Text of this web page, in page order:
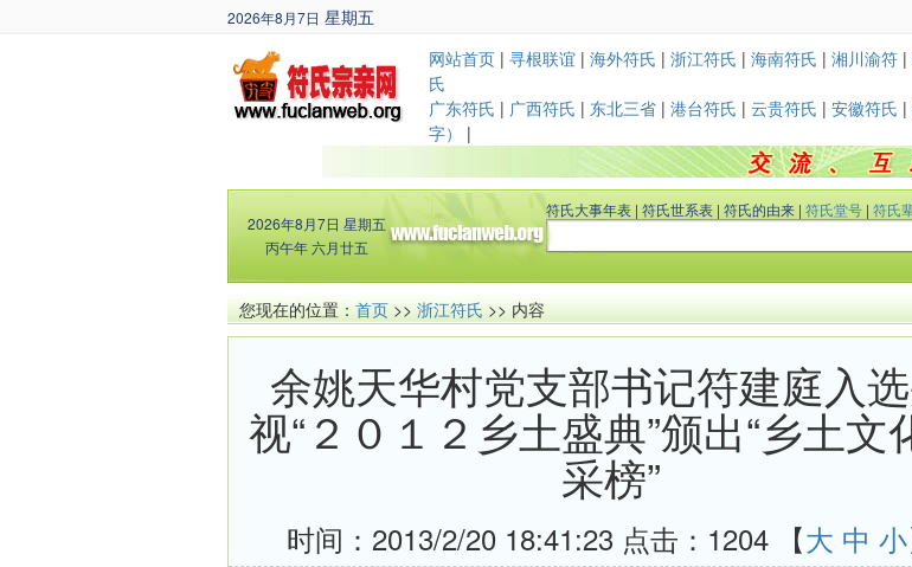
2026年8月7日 星期五
丙午年 六月廿五
网站首页 | 寻根联谊 | 海外符氏 | 浙江符氏 | 海南符氏 | 湘川渝符 |
氏
广东符氏 | 广西符氏 | 东北三省 | 港台符氏 | 云贵符氏 | 安徽符氏 |
字）
|
2026年8月7日 星期五
丙午年 六月廿五
符氏大事年表 | 符氏世系表 | 符氏的由来 | 符氏堂号 | 符氏
您现在的位置：首页>>浙江符氏>> 内容
余姚天华村党支部书记符建庭入
视“２０１２乡土盛典”颁出“乡土文
采榜”
时间：2013/2/20 18:41:23 点击： 1204 【大 中 小